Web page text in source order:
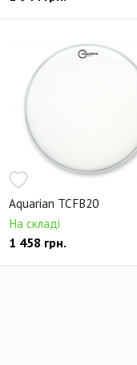
Серия Super-Kick для
Aquarian TCFB20
На складі
1 458 грн.